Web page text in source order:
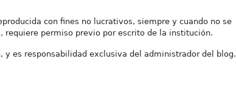
con fines no lucrativos, siempre y cuando no se
permiso previo por escrito de la institución.
es responsabilidad exclusiva del administrador del blog.